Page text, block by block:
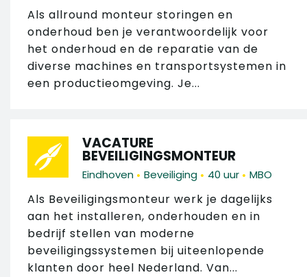
Als allround monteur storingen en
onderhoud ben je verantwoordelijk voor
het onderhoud en de reparatie van de
diverse machines en transportsystemen in
een productieomgeving. Je...
VACATURE
BEVEILIGINGSMONTEUR
Eindhoven • Beveiliging • 40 uur • MBO
Als Beveiligingsmonteur werk je dagelijks
aan het installeren, onderhouden en in
bedrijf stellen van moderne
beveiligingssystemen bij uiteenlopende
klanten door heel Nederland. Van...